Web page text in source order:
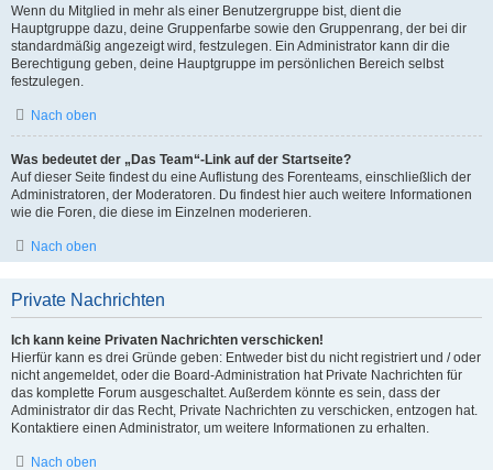
Wenn du Mitglied in mehr als einer Benutzergruppe bist, dient die
Hauptgruppe dazu, deine Gruppenfarbe sowie den Gruppenrang, der bei dir
standardmäßig angezeigt wird, festzulegen. Ein Administrator kann dir die
Berechtigung geben, deine Hauptgruppe im persönlichen Bereich selbst
festzulegen.
Nach oben
Was bedeutet der „Das Team“-Link auf der Startseite?
Auf dieser Seite findest du eine Auflistung des Forenteams, einschließlich der
Administratoren, der Moderatoren. Du findest hier auch weitere Informationen
wie die Foren, die diese im Einzelnen moderieren.
Nach oben
Private Nachrichten
Ich kann keine Privaten Nachrichten verschicken!
Hierfür kann es drei Gründe geben: Entweder bist du nicht registriert und / oder
nicht angemeldet, oder die Board-Administration hat Private Nachrichten für
das komplette Forum ausgeschaltet. Außerdem könnte es sein, dass der
Administrator dir das Recht, Private Nachrichten zu verschicken, entzogen hat.
Kontaktiere einen Administrator, um weitere Informationen zu erhalten.
Nach oben